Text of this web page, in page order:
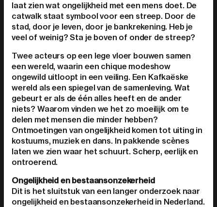
laat zien wat ongelijkheid met een mens doet. De
catwalk staat symbool voor een streep. Door de
stad, door je leven, door je bankrekening. Heb je
veel of weinig? Sta je boven of onder de streep?
Twee acteurs op een lege vloer bouwen samen
een wereld, waarin een chique modeshow
ongewild uitloopt in een veiling. Een Kafkaëske
wereld als een spiegel van de samenleving. Wat
gebeurt er als de één alles heeft en de ander
niets? Waarom vinden we het zo moeilijk om te
delen met mensen die minder hebben?
Ontmoetingen van ongelijkheid komen tot uiting in
kostuums, muziek en dans. In pakkende scènes
laten we zien waar het schuurt. Scherp, eerlijk en
ontroerend.
Ongelijkheid en bestaansonzekerheid
Dit is het sluitstuk van een langer onderzoek naar
ongelijkheid en bestaansonzekerheid in Nederland.